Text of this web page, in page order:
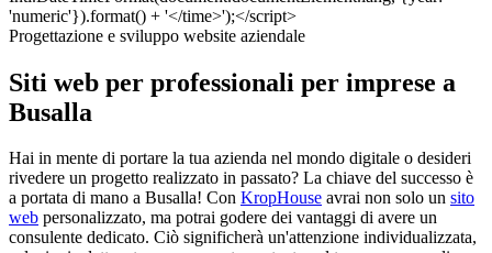
Progettazione e sviluppo website aziendale
Siti web per professionali per imprese a
Busalla
Hai in mente di portare la tua azienda nel mondo digitale o desideri
rivedere un progetto realizzato in passato? La chiave del successo è
a portata di mano a Busalla! Con KropHouse avrai non solo un sito
web personalizzato, ma potrai godere dei vantaggi di avere un
consulente dedicato. Ciò significherà un'attenzione individualizzata,